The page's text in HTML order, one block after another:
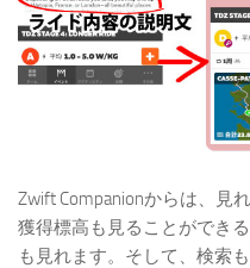
Zwift Companionからは、見
獲得標高も見ることができ
も見れます。そして、検索も